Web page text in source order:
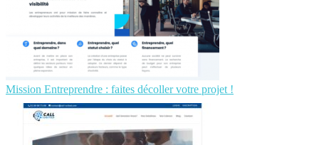
Mission Entreprendre : faites décoller votre projet !